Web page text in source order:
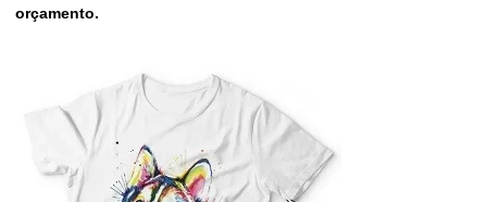
orçamento.